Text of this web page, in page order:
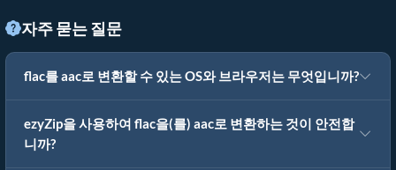
자주 묻는 질문
flac를 aac로 변환할 수 있는 OS와 브라우저는 무엇입니까?
ezyZip을 사용하여 flac을(를) aac로 변환하는 것이 안전합
니까?